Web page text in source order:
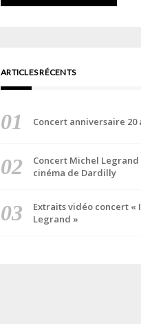
ARTICLES RÉCENTS
Concert anniversaire 20
Concert Michel Legrand
cinéma de Dardilly
Extraits vidéo concert «
Legrand »